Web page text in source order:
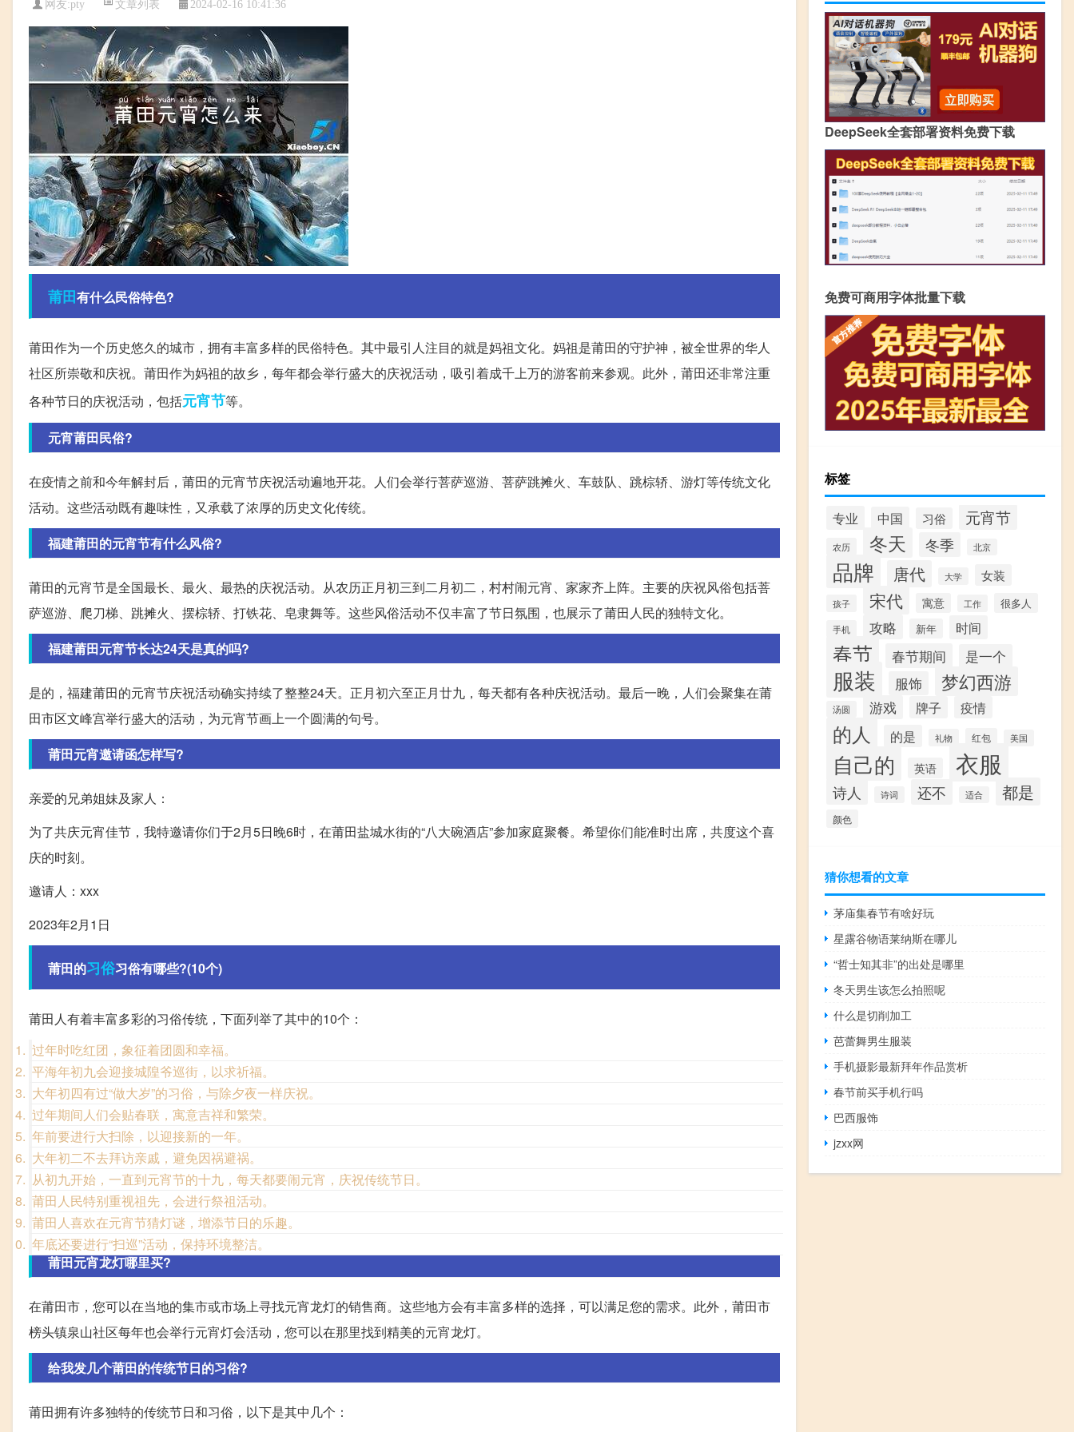
网友:pty 2024-02-16 10:41:36
莆田有什么民俗特色?
莆田作为一个历史悠久的城市，拥有丰富多样的民俗特色。其中最引人注目的就是妈祖文化。妈祖是莆田的守护神，被全世界的华人
社区所崇敬和庆祝。莆田作为妈祖的故乡，每年都会举行盛大的庆祝活动，吸引着成千上万的游客前来参观。此外，莆田还非常注重
各种节日的庆祝活动，包括元宵节等。
元宵莆田民俗?
在疫情之前和今年解封后，莆田的元宵节庆祝活动遍地开花。人们会举行菩萨巡游、菩萨跳摊火、车鼓队、跳棕轿、游灯等传统文化
活动。这些活动既有趣味性，又承载了浓厚的历史文化传统。
福建莆田的元宵节有什么风俗?
莆田的元宵节是全国最长、最火、最热的庆祝活动。从农历正月初三到二月初二，村村闹元宵、家家齐上阵。主要的庆祝风俗包括菩
萨巡游、爬刀梯、跳摊火、摆棕轿、打铁花、皂隶舞等。这些风俗活动不仅丰富了节日氛围，也展示了莆田人民的独特文化。
福建莆田元宵节长达24天是真的吗?
是的，福建莆田的元宵节庆祝活动确实持续了整整24天。正月初六至正月廿九，每天都有各种庆祝活动。最后一晚，人们会聚集在莆
田市区文峰宫举行盛大的活动，为元宵节画上一个圆满的句号。
莆田元宵邀请函怎样写?
亲爱的兄弟姐妹及家人：
为了共庆元宵佳节，我特邀请你们于2月5日晚6时，在莆田盐城水街的“八大碗酒店”参加家庭聚餐。希望你们能准时出席，共度这个喜
庆的时刻。
邀请人：xxx
2023年2月1日
莆田的习俗习俗有哪些?(10个)
莆田人有着丰富多彩的习俗传统，下面列举了其中的10个：
过年时吃红团，象征着团圆和幸福。
平海年初九会迎接城隍爷巡街，以求祈福。
大年初四有过“做大岁”的习俗，与除夕夜一样庆祝。
过年期间人们会贴春联，寓意吉祥和繁荣。
年前要进行大扫除，以迎接新的一年。
大年初二不去拜访亲戚，避免因祸避祸。
从初九开始，一直到元宵节的十九，每天都要闹元宵，庆祝传统节日。
莆田人民特别重视祖先，会进行祭祖活动。
莆田人喜欢在元宵节猜灯谜，增添节日的乐趣。
年底还要进行“扫巡”活动，保持环境整洁。
莆田元宵龙灯哪里买?
在莆田市，您可以在当地的集市或市场上寻找元宵龙灯的销售商。这些地方会有丰富多样的选择，可以满足您的需求。此外，莆田市
榜头镇泉山社区每年也会举行元宵灯会活动，您可以在那里找到精美的元宵龙灯。
给我发几个莆田的传统节日的习俗?
莆田拥有许多独特的传统节日和习俗，以下是其中几个：
DeepSeek全套部署资料免费下载
免费可商用字体批量下载
标签
专业 中国 习俗 元宵节
农历 冬天 冬季 北京
品牌 唐代 大学 女装
孩子 宋代 寓意 工作 很多人
手机 攻略 新年 时间
春节 春节期间 是一个
服装 服饰 梦幻西游
汤圆 游戏 牌子 疫情
的人 的是 礼物 红包 美国
自己的 英语 衣服
诗人 诗词 还不 适合 都是
颜色
猜你想看的文章
茅庙集春节有啥好玩
星露谷物语莱纳斯在哪儿
“哲士知其非”的出处是哪里
冬天男生该怎么拍照呢
什么是切削加工
芭蕾舞男生服装
手机摄影最新拜年作品赏析
春节前买手机行吗
巴西服饰
jzxx网